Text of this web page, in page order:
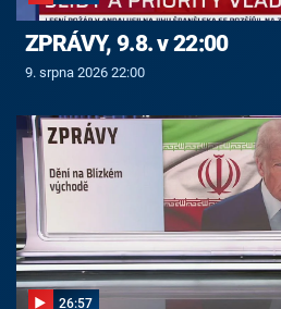
ZPRÁVY, 9.8. v 22:00
9. srpna 2026 22:00
26:57